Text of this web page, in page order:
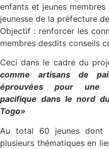
enfants et jeunes
jeunesse de la préfecture
Objectif : renforcer les
membres desdits conseils
Ceci dans le cadre du
comme artisans de
éprouvées pour une
pacifique dans le nord
Togo»
Au total 60 jeunes
plusieurs thématiques en